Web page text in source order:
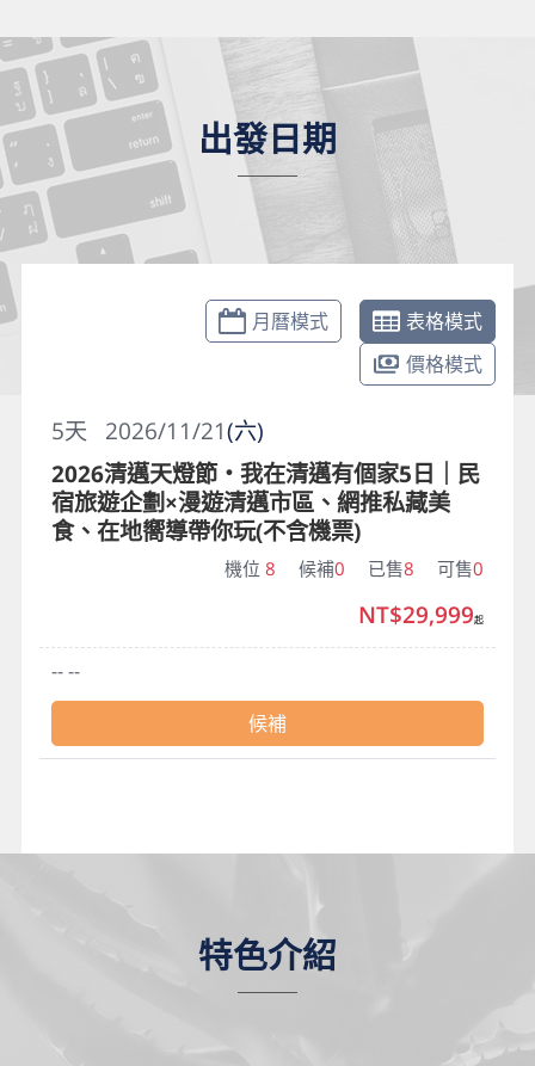
特色介紹
出發日期
月曆模式
表格模式
價格模式
2026/11/21(六)
5天
2026清邁天燈節・我在清邁有個家5日｜民
宿旅遊企劃×漫遊清邁市區、網推私藏美
食、在地嚮導帶你玩(不含機票)
機位 8 候補0 已售8 可售0
-- --
NT$29,999起
候補